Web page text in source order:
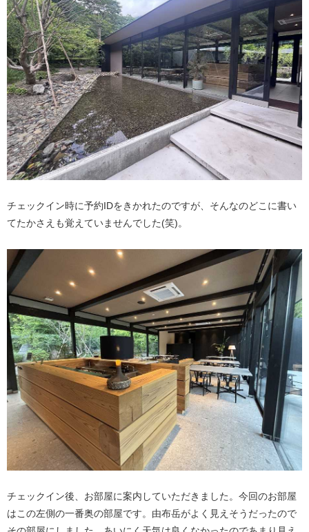
チェックイン時に予約IDをきかれたのですが、そんなのどこに書い
てたかさえも覚えていませんでした(笑)。
チェックイン後、お部屋に案内していただきました。今回のお部屋
はこの左側の一番奥の部屋です。由布岳がよく見えそうだったので